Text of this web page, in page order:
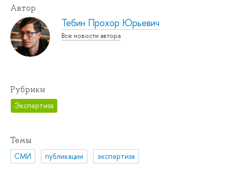
Автор
Тебин Прохор Юрьевич
Все новости автора
Рубрики
Экспертиза
Темы
СМИ публикации экспертиза